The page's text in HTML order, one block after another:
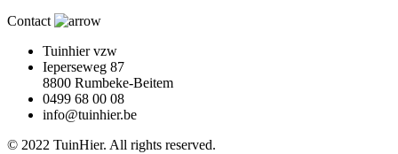
Contact
Tuinhier vzw
Ieperseweg 87
8800 Rumbeke-Beitem
0499 68 00 08
info@tuinhier.be
© 2022 TuinHier. All rights reserved.